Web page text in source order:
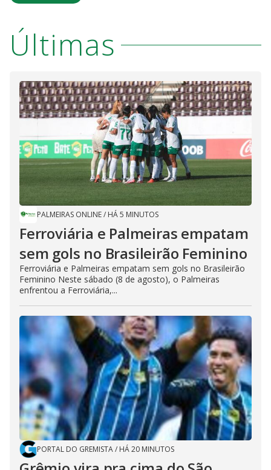
Últimas
PALMEIRAS ONLINE/ HÁ 5 MINUTOS
Ferroviária e Palmeiras empatam
sem gols no Brasileirão Feminino
Ferroviária e Palmeiras empatam sem gols no Brasileirão
Feminino Neste sábado (8 de agosto), o Palmeiras
enfrentou a Ferroviária,...
PORTAL DO GREMISTA/ HÁ 20 MINUTOS